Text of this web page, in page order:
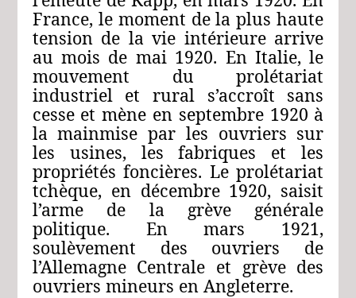
France, le moment de la plus haute
tension de la vie intérieure arrive
au mois de mai 1920. En Italie, le
mouvement du prolétariat
industriel et rural s’accroît sans
cesse et mène en septembre 1920 à
la mainmise par les ouvriers sur
les usines, les fabriques et les
propriétés foncières. Le prolétariat
tchèque, en décembre 1920, saisit
l’arme de la grève générale
politique. En mars 1921,
soulèvement des ouvriers de
l’Allemagne Centrale et grève des
ouvriers mineurs en Angleterre.